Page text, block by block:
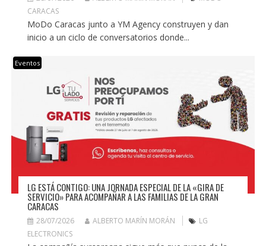
CARACAS
MoDo Caracas junto a YM Agency construyen y dan
inicio a un ciclo de conversatorios donde...
Eventos
LG ESTÁ CONTIGO: UNA JORNADA ESPECIAL DE LA «GIRA DE
SERVICIO» PARA ACOMPAÑAR A LAS FAMILIAS DE LA GRAN
CARACAS
28/07/2026 ALBERTO MARÍN MORÁN
LG
ELECTRONICS